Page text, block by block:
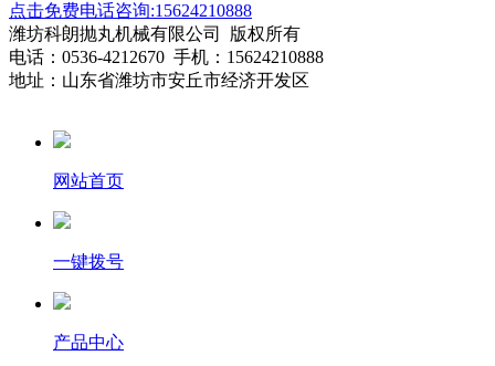
点击免费电话咨询:15624210888
潍坊科朗抛丸机械有限公司 版权所有
电话：0536-4212670 手机：15624210888
地址：山东省潍坊市安丘市经济开发区
网站首页
一键拨号
产品中心